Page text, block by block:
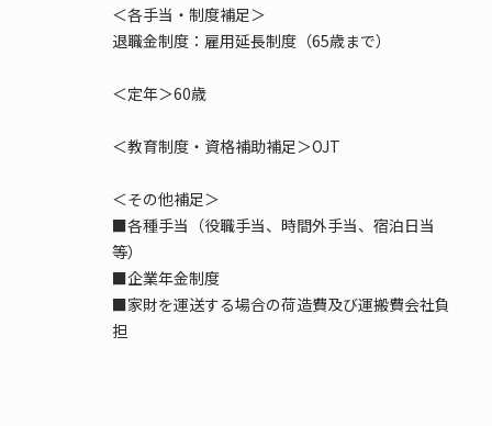
＜各手当・制度補足＞
退職金制度：雇用延長制度（65歳まで）
＜定年＞60歳
＜教育制度・資格補助補足＞OJT
＜その他補足＞
■各種手当（役職手当、時間外手当、宿泊日当
等）
■企業年金制度
■家財を運送する場合の荷造費及び運搬費会社負
担